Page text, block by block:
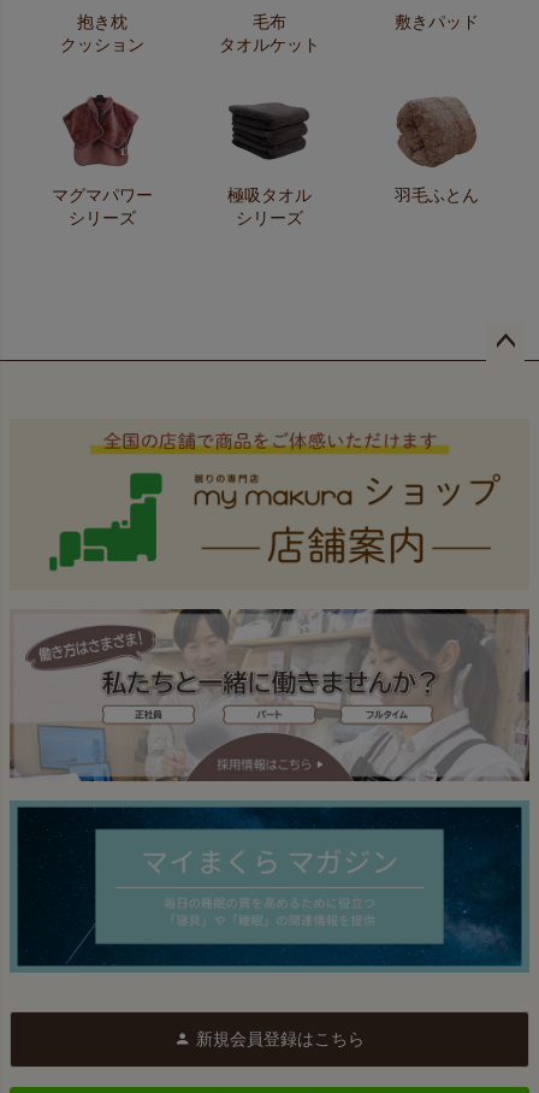
抱き枕
クッション
毛布
タオルケット
敷きパッド
マグマパワー
シリーズ
極吸タオル
シリーズ
羽毛ふとん
新規会員登録はこちら